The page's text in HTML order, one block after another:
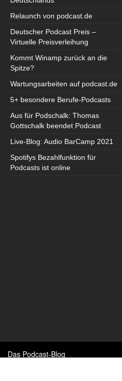
Relaunch von podcast.de
Deutscher Podcast Preis –
Virtuelle Preisverleihung
Kommt Winamp zurück an die
Spitze?
Wartungsarbeiten auf podcast.de
5+ besondere Berufe-Podcasts
Aus für Podschalk: Thomas
Gottschalk beendet Podcast
Live-Blog: Audio BarCamp 2021
Spotifys Bezahlfunktion für
Podcasts ist online
Das Podcast-Blog